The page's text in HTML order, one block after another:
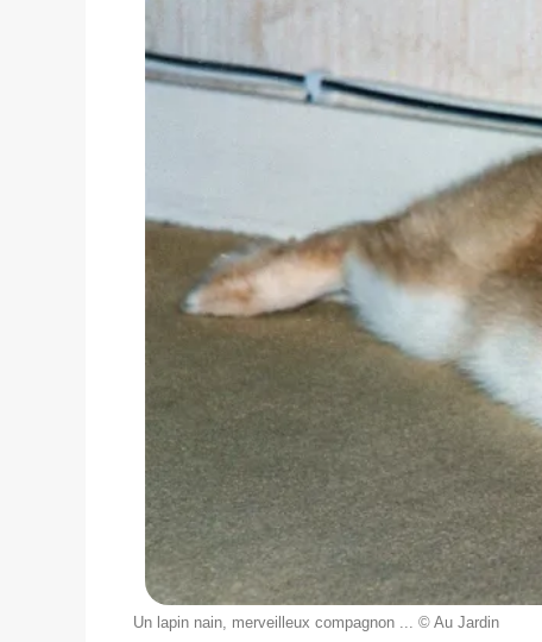
Un lapin nain, merveilleux compagnon ... © Au Jardin